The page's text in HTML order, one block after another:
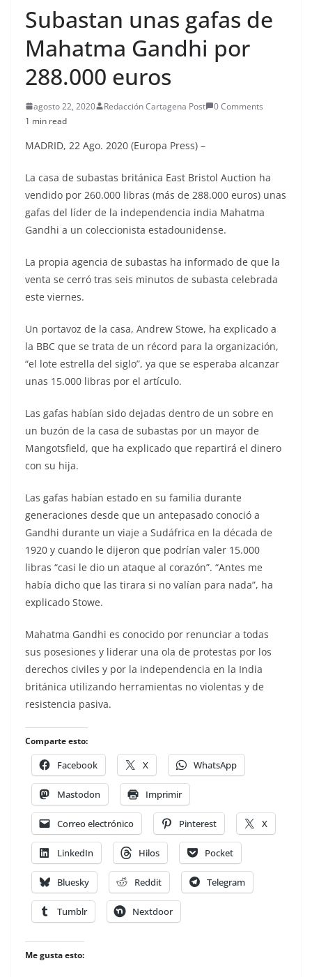
Subastan unas gafas de
Mahatma Gandhi por
288.000 euros
agosto 22, 2020 Redacción Cartagena Post
0 Comments
1 min read
MADRID, 22 Ago. 2020 (Europa Press) –
La casa de subastas británica East Bristol Auction ha
vendido por 260.000 libras (más de 288.000 euros) unas
gafas del líder de la independencia india Mahatma
Gandhi a un coleccionista estadounidense.
La propia agencia de subastas ha informado de que la
venta se cerró tras seis minutos de subasta celebrada
este viernes.
Un portavoz de la casa, Andrew Stowe, ha explicado a
la BBC que se trata de un récord para la organización,
“el lote estrella del siglo”, ya que se esperaba alcanzar
unas 15.000 libras por el artículo.
Las gafas habían sido dejadas dentro de un sobre en
un buzón de la casa de subastas por un mayor de
Mangotsfield, que ha explicado que repartirá el dinero
con su hija.
Las gafas habían estado en su familia durante
generaciones desde que un antepasado conoció a
Gandhi durante un viaje a Sudáfrica en la década de
1920 y cuando le dijeron que podrían valer 15.000
libras “casi le dio un ataque al corazón”. “Antes me
había dicho que las tirara si no valían para nada”, ha
explicado Stowe.
Mahatma Gandhi es conocido por renunciar a todas
sus posesiones y liderar una ola de protestas por los
derechos civiles y por la independencia en la India
británica utilizando herramientas no violentas y de
resistencia pasiva.
Comparte esto:
Facebook X WhatsApp
Mastodon Imprimir
Correo electrónico Pinterest X
LinkedIn Hilos Pocket
Bluesky Reddit Telegram
Tumblr Nextdoor
Me gusta esto: